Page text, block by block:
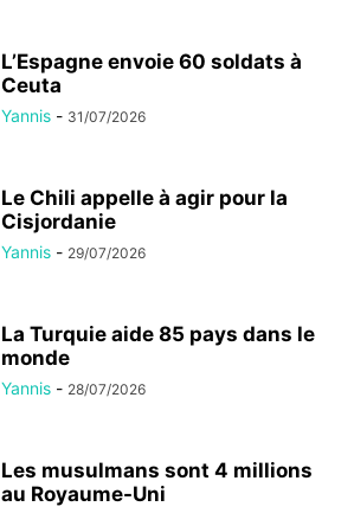
L’Espagne envoie 60 soldats à
Ceuta
Yannis - 31/07/2026
Le Chili appelle à agir pour la
Cisjordanie
Yannis - 29/07/2026
La Turquie aide 85 pays dans le
monde
Yannis - 28/07/2026
Les musulmans sont 4 millions
au Royaume-Uni